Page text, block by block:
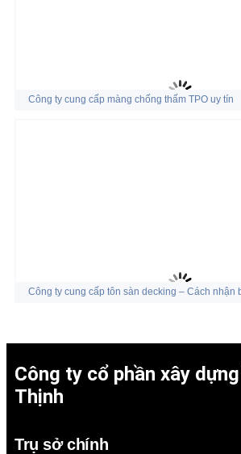
Công ty cung cấp màng chống thấm TPO uy tín
Công ty cung cấp tôn sàn decking – Cách nhận
Công ty cổ phần xây
Thịnh
Trụ sở chính